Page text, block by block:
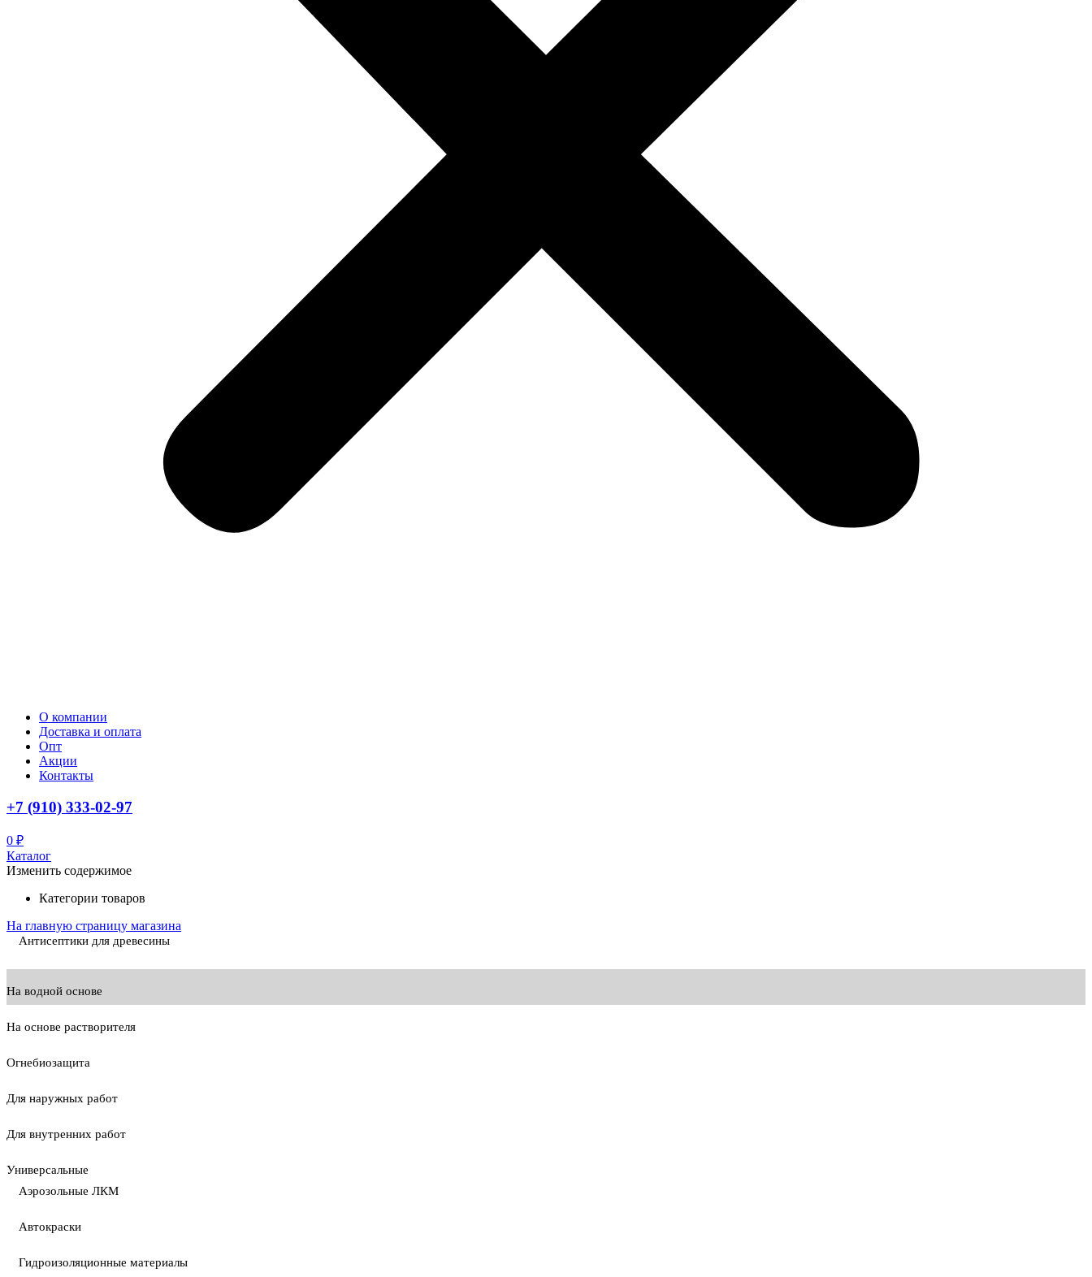
О компании
Доставка и оплата
Опт
Акции
Контакты
+7 (910) 333-02-97
0 ₽
Каталог
Изменить содержимое
Категории товаров
На главную страницу магазина
Антисептики для древесины
На водной основе
На основе растворителя
Огнебиозащита
Для наружных работ
Для внутренних работ
Универсальные
Аэрозольные ЛКМ
Автокраски
Гидроизоляционные материалы